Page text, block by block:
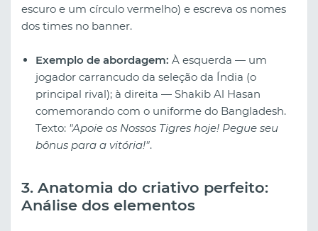
escuro e um círculo vermelho) e escreva os nomes
dos times no banner.
Exemplo de abordagem: À esquerda — um
jogador carrancudo da seleção da Índia (o
principal rival); à direita — Shakib Al Hasan
comemorando com o uniforme do Bangladesh.
Texto: "Apoie os Nossos Tigres hoje! Pegue seu
bônus para a vitória!".
3. Anatomia do criativo perfeito:
Análise dos elementos